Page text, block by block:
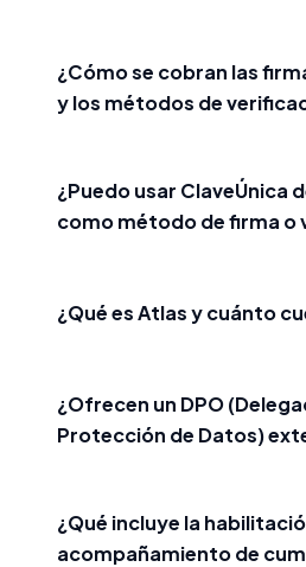
¿Cómo se cobran las
y los métodos de
¿Puedo usar ClaveÚnica
como método de firma o
¿Qué es Atlas y cuánto
¿Ofrecen un DPO
Protección de Datos)
¿Qué incluye la
acompañamiento de